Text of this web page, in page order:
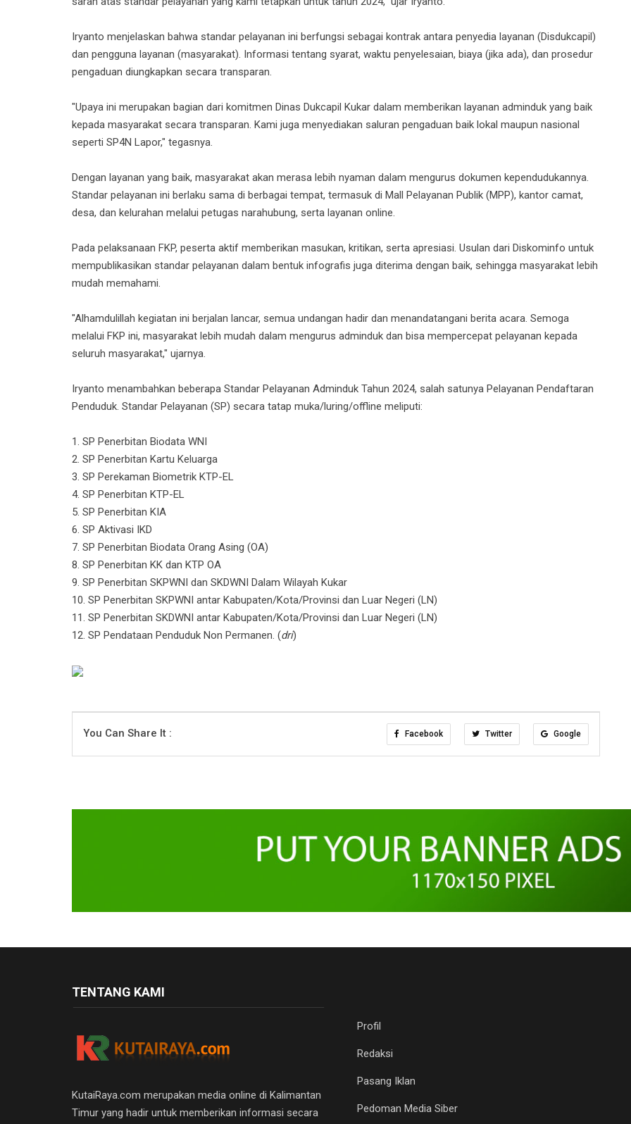
Iryanto menjelaskan bahwa standar pelayanan ini berfungsi sebagai kontrak antara penyedia layanan (Disdukcapil)
dan pengguna layanan (masyarakat). Informasi tentang syarat, waktu penyelesaian, biaya (jika ada), dan prosedur
pengaduan diungkapkan secara transparan.
"Upaya ini merupakan bagian dari komitmen Dinas Dukcapil Kukar dalam memberikan layanan adminduk yang baik
kepada masyarakat secara transparan. Kami juga menyediakan saluran pengaduan baik lokal maupun nasional
seperti SP4N Lapor," tegasnya.
Dengan layanan yang baik, masyarakat akan merasa lebih nyaman dalam mengurus dokumen kependudukannya.
Standar pelayanan ini berlaku sama di berbagai tempat, termasuk di Mall Pelayanan Publik (MPP), kantor camat,
desa, dan kelurahan melalui petugas narahubung, serta layanan online.
Pada pelaksanaan FKP, peserta aktif memberikan masukan, kritikan, serta apresiasi. Usulan dari Diskominfo untuk
mempublikasikan standar pelayanan dalam bentuk infografis juga diterima dengan baik, sehingga masyarakat lebih
mudah memahami.
"Alhamdulillah kegiatan ini berjalan lancar, semua undangan hadir dan menandatangani berita acara. Semoga
melalui FKP ini, masyarakat lebih mudah dalam mengurus adminduk dan bisa mempercepat pelayanan kepada
seluruh masyarakat," ujarnya.
Iryanto menambahkan beberapa Standar Pelayanan Adminduk Tahun 2024, salah satunya Pelayanan Pendaftaran
Penduduk. Standar Pelayanan (SP) secara tatap muka/luring/offline meliputi:
1. SP Penerbitan Biodata WNI
2. SP Penerbitan Kartu Keluarga
3. SP Perekaman Biometrik KTP-EL
4. SP Penerbitan KTP-EL
5. SP Penerbitan KIA
6. SP Aktivasi IKD
7. SP Penerbitan Biodata Orang Asing (OA)
8. SP Penerbitan KK dan KTP OA
9. SP Penerbitan SKPWNI dan SKDWNI Dalam Wilayah Kukar
10. SP Penerbitan SKPWNI antar Kabupaten/Kota/Provinsi dan Luar Negeri (LN)
11. SP Penerbitan SKDWNI antar Kabupaten/Kota/Provinsi dan Luar Negeri (LN)
12. SP Pendataan Penduduk Non Permanen. (dri)
You Can Share It : Facebook Twitter Google
TENTANG KAMI
KutaiRaya.com merupakan media online di Kalimantan
Timur yang hadir untuk memberikan informasi secara
Profil
Redaksi
Pasang Iklan
Pedoman Media Siber